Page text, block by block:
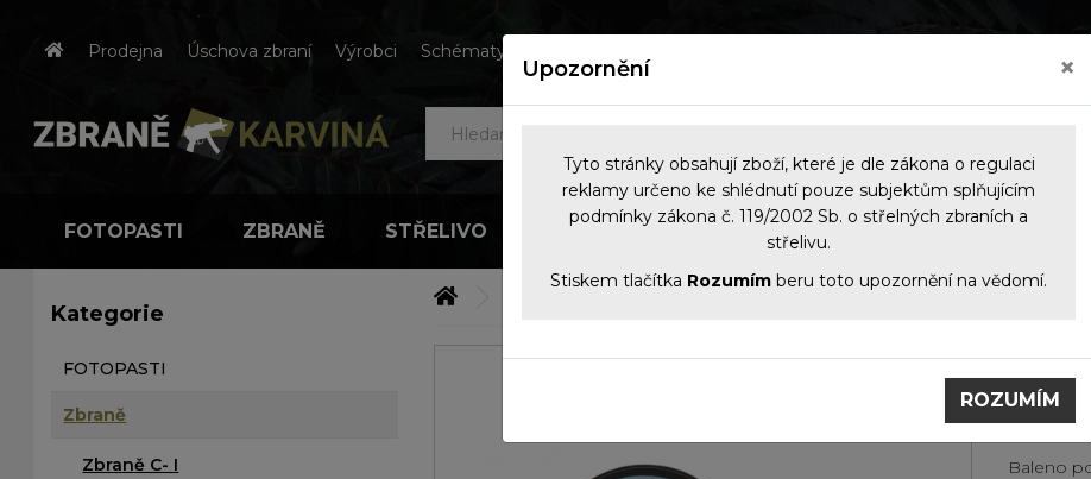
Prodejna Úschova zbraní Výrobci Schématy českých zbraní
FOTOPASTI ZBRANĚ STŘELIVO NOČNÍ VIDĚNÍ OPTIKA KOMIS
Kategorie
FOTOPASTI
Zbraně
Zbraně C- I
Náboje Flobert 9mm RWS špička
Náboje Flobert 9mm RWS
Baleno
Upozornění ×
Tyto stránky obsahují zboží, které je dle zákona o regulaci
reklamy určeno ke shlédnutí pouze subjektům splňujícím
podmínky zákona č. 119/2002 Sb. o střelných zbraních a
střelivu.
Stiskem tlačítka Rozumím beru toto upozornění na vědomí.
ROZUMÍM